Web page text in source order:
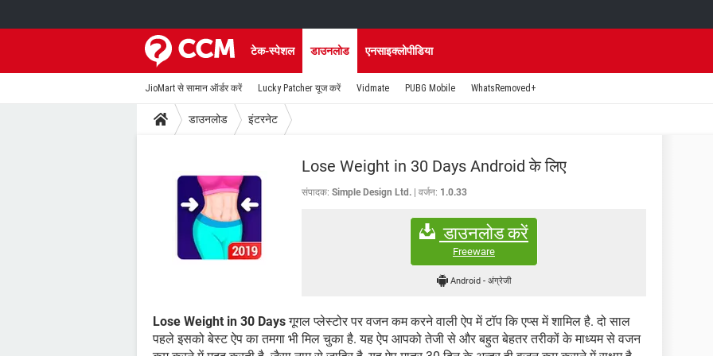
टेक-स्पेशल डाउनलोड एनसाइक्लोपीडिया
JioMart से सामान ऑर्डर करें Lucky Patcher यूज करें Vidmate PUBG Mobile WhatsRemoved+
डाउनलोड इंटरनेट
Lose Weight in 30 Days Android के लिए
संपादक: Simple Design Ltd. वर्जन: 1.0.33
डाउनलोड करें
Freeware
Android-अंग्रेजी
Lose Weight in 30 Daysगूगल प्लेस्टोर पर वजन कम करने वाली ऐप में टॉप कि एप्स में शामिल है. दो साल
पहले इसको बेस्ट ऐप का तमगा भी मिल चुका है. यह ऐप आपको तेजी से और बहुत बेहतर तरीकों के माध्यम से वजन